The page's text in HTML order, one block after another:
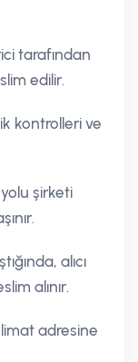
tarafından
edilir.
kontrolleri ve
şirketi
alıcı
alınır.
adresine